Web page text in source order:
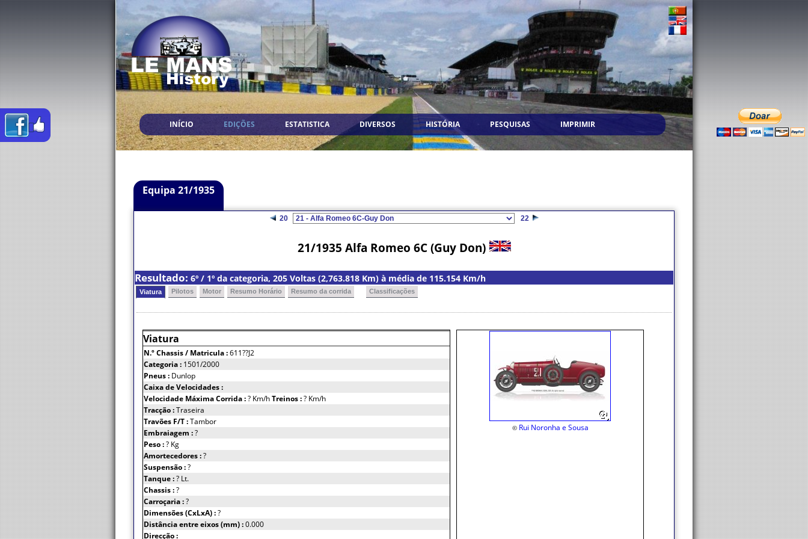
INÍCIO EDIÇÕES ESTATISTICA DIVERSOS HISTÓRIA PESQUISAS IMPRIMIR
Equipa 21/1935
20 22
21/1935 Alfa Romeo 6C (Guy Don)
Resultado: 6º / 1º da categoria, 205 Voltas (2,763.818 Km) à média de 115.154 Km/h
Viatura Pilotos Motor Resumo Horário Resumo da corrida Classificações
Viatura
N.º Chassis/ Matricula :611??J2
Categoria : 1501/2000
Pneus : Dunlop
Caixa de Velocidades :
Velocidade Máxima Corrida :? Km/hTreinos :? Km/h
Tracção :Traseira
Travões F/T :Tambor
Embraiagem :?
Peso :? Kg
Amortecedores :?
Suspensão :?
Tanque :? Lt.
Chassis :?
Carroçaria :?
Dimensões (CxLxA) :?
Distância entre eixos (mm) :0.000
Direcção :
© Rui Noronha e Sousa